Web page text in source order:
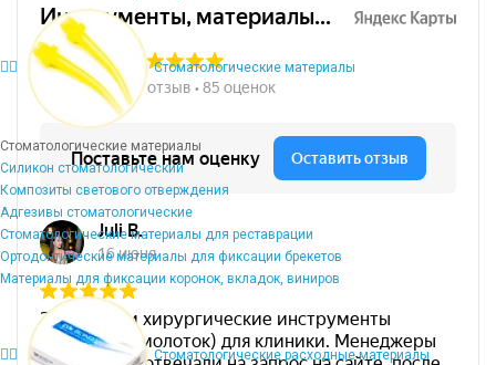
Стоматологические материалы
Стоматологические материалы
Силикон стоматологический
Композиты светового отверждения
Адгезивы стоматологические
Стоматологические материалы для реставрации
Ортодонтические материалы для фиксации брекетов
Материалы для фиксации коронок, вкладок, виниров
Стоматологические расходные материалы